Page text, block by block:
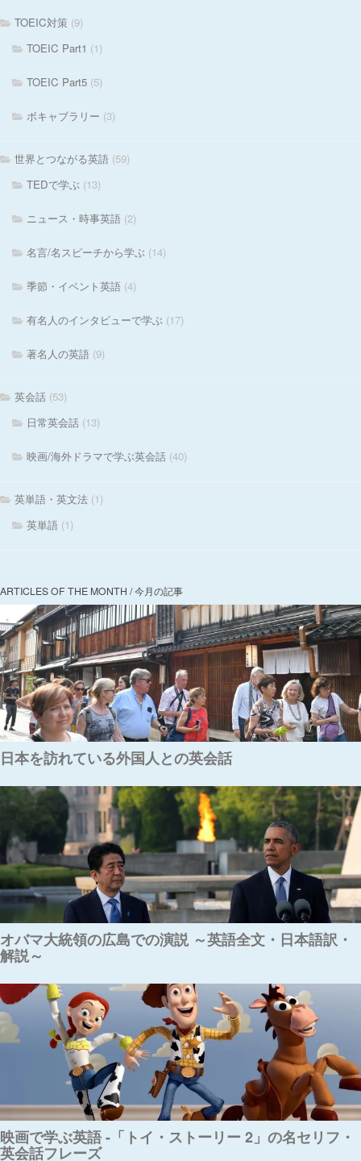
TOEIC対策 (9)
TOEIC Part1 (1)
TOEIC Part5 (5)
ボキャブラリー (3)
世界とつながる英語 (59)
TEDで学ぶ (13)
ニュース・時事英語 (2)
名言/名スピーチから学ぶ (14)
季節・イベント英語 (4)
有名人のインタビューで学ぶ (17)
著名人の英語 (9)
英会話 (53)
日常英会話 (13)
映画/海外ドラマで学ぶ英会話 (40)
英単語・英文法 (1)
英単語 (1)
ARTICLES OF THE MONTH / 今月の記事
日本を訪れている外国人との英会話
オバマ大統領の広島での演説 ～英語全文・日本語訳・
解説～
映画で学ぶ英語 -「トイ・ストーリー 2」の名セリフ・
英会話フレーズ